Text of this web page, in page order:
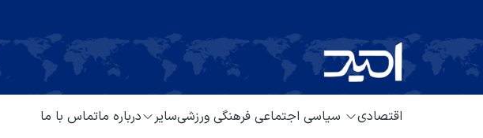
اقتصادی سیاسی اجتماعی فرهنگی ورزشیسایر درباره ماتماس با ما